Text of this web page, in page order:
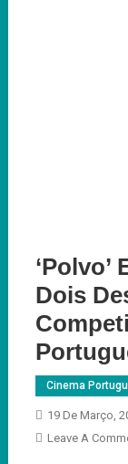
‘Polvo’
Dois
Cinema
19 De Março,
Leave A